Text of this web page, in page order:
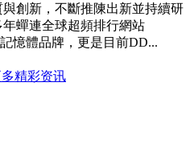
創新，不斷推陳出新並持續研
蟬連全球超頻排行網站
憶體品牌，更是目前DD...
精彩资讯